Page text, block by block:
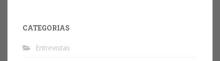
CATEGORIAS
Entrevistas